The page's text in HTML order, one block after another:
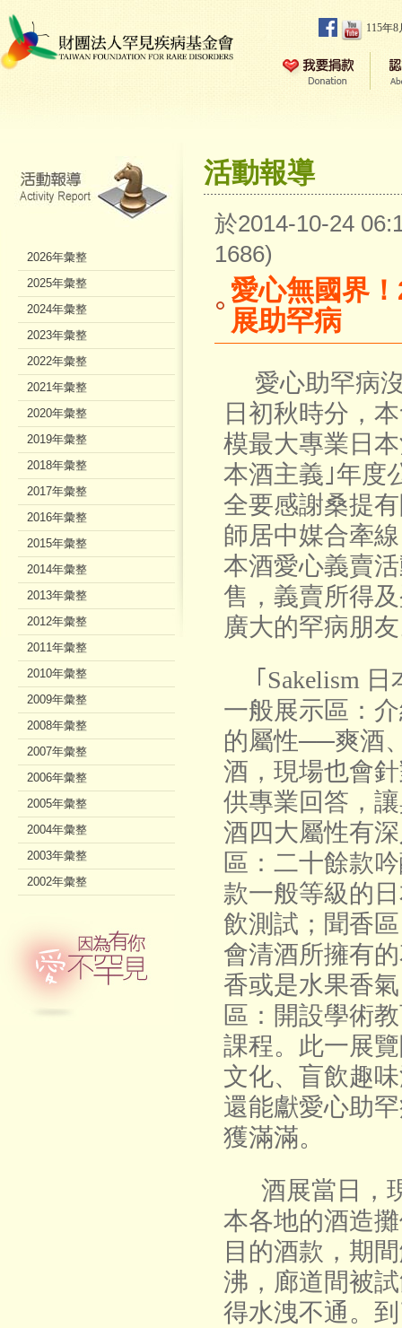
115年
活動報導
於2014-10-24
1686)
愛心無國界
展助罕病
愛心助罕病
日初秋時分，
模最大專業日
本酒主義｣年度
全要感謝桑提
師居中媒合牽
本酒愛心義賣
售，義賣所得
廣大的罕病朋
｢Sakelism 日
一般展示區：
的屬性──爽酒
酒，現場也會
供專業回答，
酒四大屬性有
區：二十餘款
款一般等級的
飲測試；聞香
會清酒所擁有
香或是水果香
區：開設學術
課程。此一展
文化、盲飲趣
還能獻愛心助
獲滿滿。
酒展當日，
本各地的酒造
目的酒款，期
沸，廊道間被
得水洩不通。
2026年彙整
2025年彙整
2024年彙整
2023年彙整
2022年彙整
2021年彙整
2020年彙整
2019年彙整
2018年彙整
2017年彙整
2016年彙整
2015年彙整
2014年彙整
2013年彙整
2012年彙整
2011年彙整
2010年彙整
2009年彙整
2008年彙整
2007年彙整
2006年彙整
2005年彙整
2004年彙整
2003年彙整
2002年彙整